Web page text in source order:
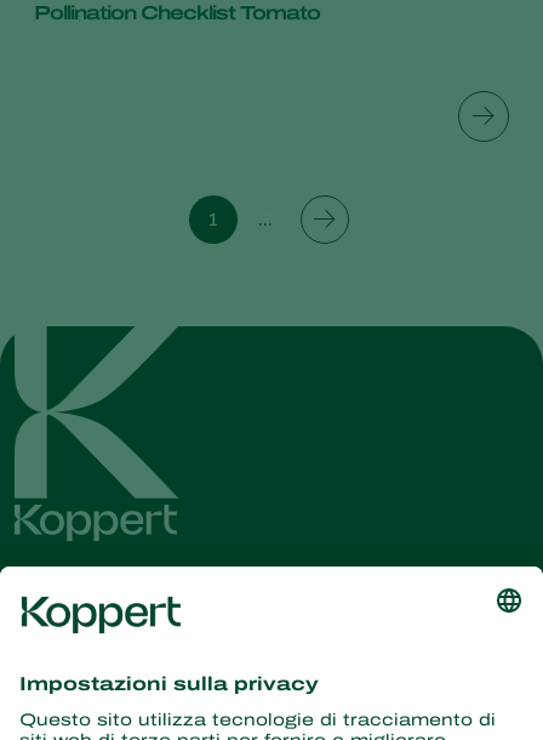
Pollination Checklist Tomato
1 2
Ricevi le ultime novità e
informazioni
Iscriviti qui